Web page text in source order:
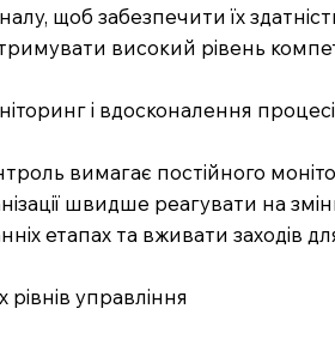
щоб забезпечити їх
високий рівень
і вдосконалення
вимагає постійного
швидше реагувати на
етапах та вживати заходів
рівнів управління